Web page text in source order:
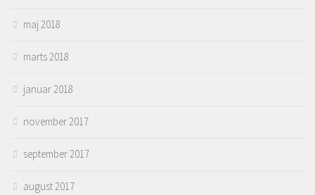
maj 2018
marts 2018
januar 2018
november 2017
september 2017
august 2017